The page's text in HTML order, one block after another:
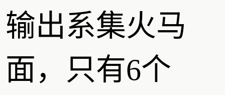
输出系集火马
面，只有6个